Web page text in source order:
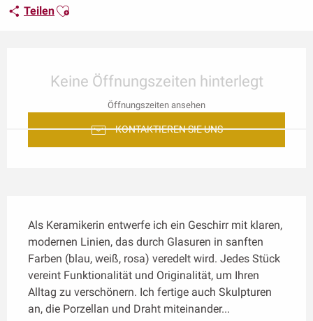
TeilenAjouter aux favoris
Keine Öffnungszeiten hinterlegt
Öffnungszeiten ansehen
KONTAKTIEREN SIE UNS
Als Keramikerin entwerfe ich ein Geschirr mit klaren,
modernen Linien, das durch Glasuren in sanften
Farben (blau, weiß, rosa) veredelt wird. Jedes Stück
vereint Funktionalität und Originalität, um Ihren
Alltag zu verschönern. Ich fertige auch Skulpturen
an, die Porzellan und Draht miteinander...